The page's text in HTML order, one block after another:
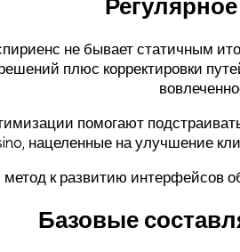
не бывает статичным
плюс корректировки
помогают
нацеленные на улучшение
к развитию интерфейсов
Базовые